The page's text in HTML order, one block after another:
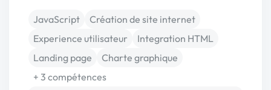
JavaScript
Création de site internet
Experience utilisateur
Integration HTML
Landing page
Charte graphique
+ 3 compétences